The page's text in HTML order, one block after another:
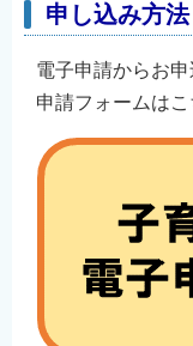
申し込み方法
電子申請からお申
申請フォームはこ